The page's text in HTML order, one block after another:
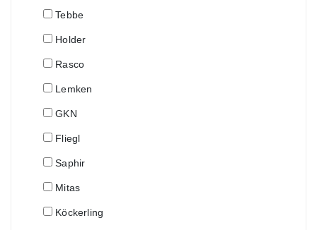
Tebbe
Holder
Rasco
Lemken
GKN
Fliegl
Saphir
Mitas
Köckerling